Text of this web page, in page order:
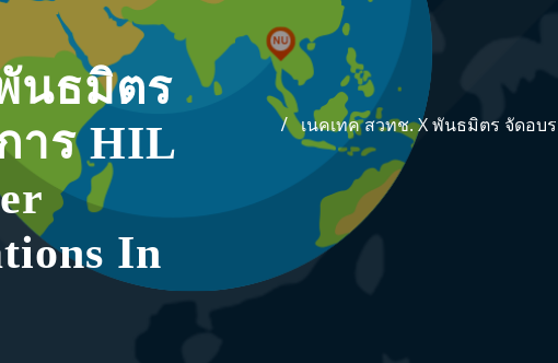
นธมิตร
าร HIL
In
เนคเทค สวทช. X พันธมิตร จัดอบ